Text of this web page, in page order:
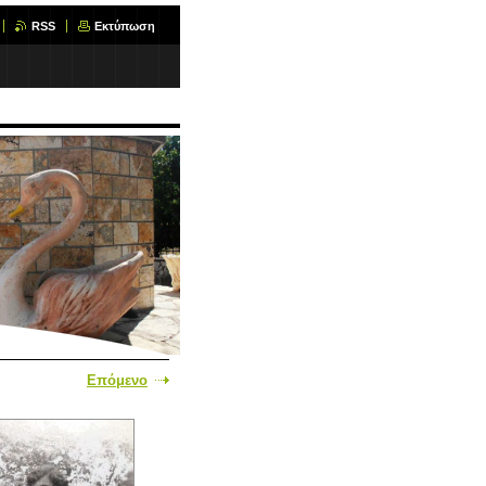
RSS Εκτύπωση
Επόμενο